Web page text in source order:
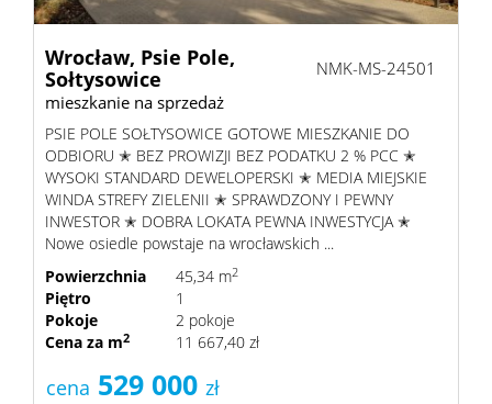
Wrocław, Psie Pole,
Sołtysowice
mieszkanie na sprzedaż
NMK-MS-24501
PSIE POLE SOŁTYSOWICE GOTOWE MIESZKANIE DO
ODBIORU ✭ BEZ PROWIZJI BEZ PODATKU 2 % PCC ✭
WYSOKI STANDARD DEWELOPERSKI ✭ MEDIA MIEJSKIE
WINDA STREFY ZIELENII ✭ SPRAWDZONY I PEWNY
INWESTOR ✭ DOBRA LOKATA PEWNA INWESTYCJA ✭
Nowe osiedle powstaje na wrocławskich ...
Powierzchnia
45,34 m2
Piętro
1
Pokoje
2 pokoje
Cena za m2 11 667,40 zł
cena 529 000 zł